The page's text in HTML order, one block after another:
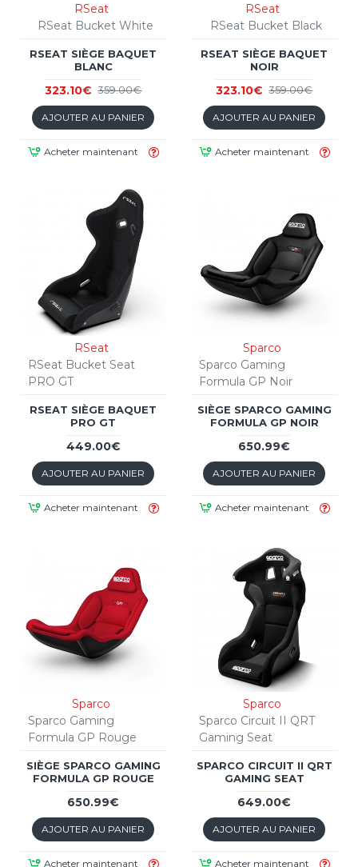
RSeat
RSeat Bucket White
RSEAT SIÈGE BAQUET
BLANC
323.10€ 359.00€
AJOUTER AU PANIER
Acheter maintenant
RSeat
RSeat Bucket Black
RSEAT SIÈGE BAQUET
NOIR
323.10€ 359.00€
AJOUTER AU PANIER
Acheter maintenant
RSeat
RSeat Bucket Seat
PRO GT
RSEAT SIÈGE BAQUET
PRO GT
449.00€
AJOUTER AU PANIER
Acheter maintenant
Sparco
Sparco Gaming
Formula GP Noir
SIÈGE SPARCO GAMING
FORMULA GP NOIR
650.99€
AJOUTER AU PANIER
Acheter maintenant
Sparco
Sparco Gaming
Formula GP Rouge
SIÈGE SPARCO GAMING
FORMULA GP ROUGE
650.99€
AJOUTER AU PANIER
Acheter maintenant
Sparco
Sparco Circuit II QRT
Gaming Seat
SPARCO CIRCUIT II QRT
GAMING SEAT
649.00€
AJOUTER AU PANIER
Acheter maintenant